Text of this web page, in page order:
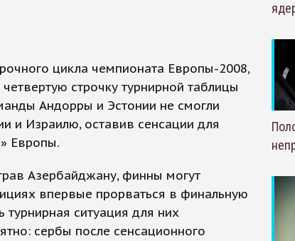
цикла чемпионата Европы-2008,
строчку турнирной таблицы
Андорры и Эстонии не смогли
и Израилю, оставив сенсации для
Европы.
Азербайджану, финны могут
впервые прорваться в финальную
турнирная ситуация для них
сербы после сенсационного